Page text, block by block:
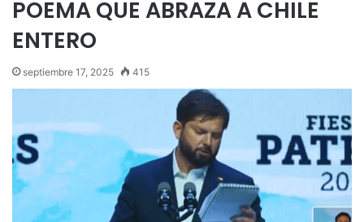
POEMA QUE ABRAZA A CHILE
ENTERO
septiembre 17, 2025 415